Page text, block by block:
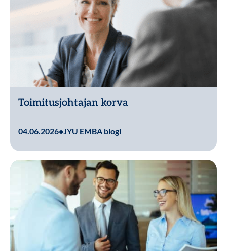
Toimitusjohtajan korva
04.06.2026• JYU EMBA blogi